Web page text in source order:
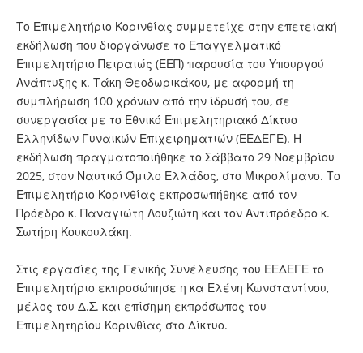
Το Επιμελητήριο Κορινθίας συμμετείχε στην επετειακή
εκδήλωση που διοργάνωσε το Επαγγελματικό
Επιμελητήριο Πειραιώς (ΕΕΠ) παρουσία του Υπουργού
Ανάπτυξης κ. Τάκη Θεοδωρικάκου, με αφορμή τη
συμπλήρωση 100 χρόνων από την ίδρυσή του, σε
συνεργασία με το Εθνικό Επιμελητηριακό Δίκτυο
Ελληνίδων Γυναικών Επιχειρηματιών (ΕΕΔΕΓΕ). Η
εκδήλωση πραγματοποιήθηκε το Σάββατο 29 Νοεμβρίου
2025, στον Ναυτικό Όμιλο Ελλάδος, στο Μικρολίμανο. Το
Επιμελητήριο Κορινθίας εκπροσωπήθηκε από τον
Πρόεδρο κ. Παναγιώτη Λουζιώτη και τον Αντιπρόεδρο κ.
Σωτήρη Κουκουλάκη.
Στις εργασίες της Γενικής Συνέλευσης του ΕΕΔΕΓΕ το
Επιμελητήριο εκπροσώπησε η κα Ελένη Κωνσταντίνου,
μέλος του Δ.Σ. και επίσημη εκπρόσωπος του
Επιμελητηρίου Κορινθίας στο Δίκτυο.